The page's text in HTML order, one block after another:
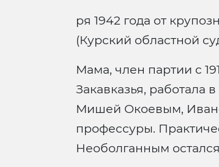
ря 1942 года от
(Курский областной
Мама, член партии с
Закавказья,
Мишей Окоевым,
профессуры.
Необолганным